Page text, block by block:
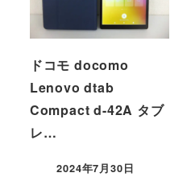
ドコモ docomo
Lenovo dtab
Compact d-42A タブ
レ…
2024年7月30日